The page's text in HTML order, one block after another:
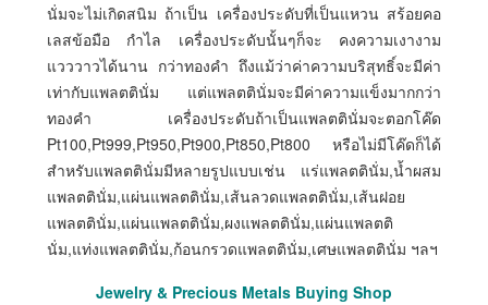
นั่มจะไม่เกิดสนิม ถ้าเป็น เครื่องประดับที่เป็นแหวน สร้อยคอ
เลสข้อมือ กำไล เครื่องประดับนั้นๆก็จะ คงความเงางาม
แวววาวได้นาน กว่าทองคำ ถึงแม้ว่าค่าความบริสุทธิ์จะมีค่า
เท่ากับแพลตตินั่ม แต่แพลตตินั่มจะมีค่าความแข็งมากกว่า
ทองคำ เครื่องประดับถ้าเป็นแพลตตินั่มจะตอกโค๊ด
Pt100,Pt999,Pt950,Pt900,Pt850,Pt800 หรือไม่มีโค๊ดก็ได้
สำหรับแพลตตินั่มมีหลายรูปแบบเช่น แร่แพลตตินั่ม,น้ำผสม
แพลตตินั่ม,แผ่นแพลตตินั่ม,เส้นลวดแพลตตินั่ม,เส้นฝอย
แพลตตินั่ม,แผ่นแพลตตินั่ม,ผงแพลตตินั่ม,แผ่นแพลตติ
นั่ม,แท่งแพลตตินั่ม,ก้อนกรวดแพลตตินั่ม,เศษแพลตตินั่ม ฯลฯ
Jewelry & Precious Metals Buying Shop